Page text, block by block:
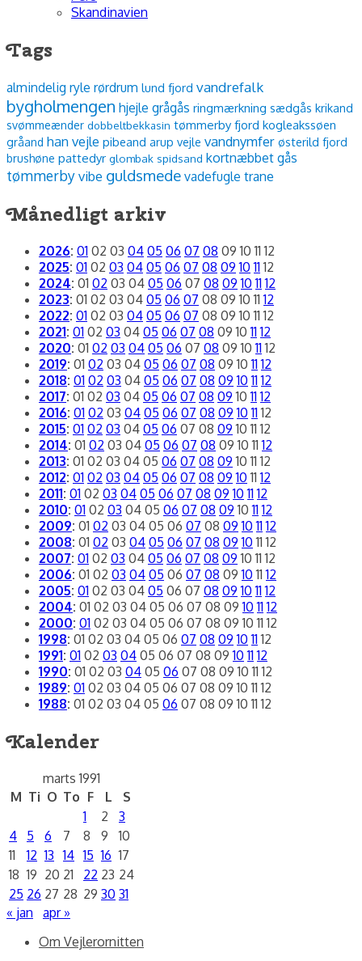
Skandinavien
Tags
almindelig ryle rørdrum lund fjord vandrefalk
bygholmengen hjejle grågås ringmærkning sædgås krikand
svømmeænder dobbeltbekkasin tømmerby fjord kogleakssøen
gråand han vejle pibeand arup vejle vandnymfer østerild fjord
brushøne pattedyr glombak spidsand kortnæbbet gås
tømmerbyvibe guldsmede vadefugle trane
Månedligt arkiv
2026: 01 02 03 04 05 06 07 08 09 10 11 12
2025: 01 02 03 04 05 06 07 08 09 10 11 12
2024: 01 02 03 04 05 06 07 08 09 10 11 12
2023: 01 02 03 04 05 06 07 08 09 10 11 12
2022: 01 02 03 04 05 06 07 08 09 10 11 12
2021: 01 02 03 04 05 06 07 08 09 10 11 12
2020: 01 02 03 04 05 06 07 08 09 10 11 12
2019: 01 02 03 04 05 06 07 08 09 10 11 12
2018: 01 02 03 04 05 06 07 08 09 10 11 12
2017: 01 02 03 04 05 06 07 08 09 10 11 12
2016: 01 02 03 04 05 06 07 08 09 10 11 12
2015: 01 02 03 04 05 06 07 08 09 10 11 12
2014: 01 02 03 04 05 06 07 08 09 10 11 12
2013: 01 02 03 04 05 06 07 08 09 10 11 12
2012: 01 02 03 04 05 06 07 08 09 10 11 12
2011: 01 02 03 04 05 06 07 08 09 10 11 12
2010: 01 02 03 04 05 06 07 08 09 10 11 12
2009: 01 02 03 04 05 06 07 08 09 10 11 12
2008: 01 02 03 04 05 06 07 08 09 10 11 12
2007: 01 02 03 04 05 06 07 08 09 10 11 12
2006: 01 02 03 04 05 06 07 08 09 10 11 12
2005: 01 02 03 04 05 06 07 08 09 10 11 12
2004: 01 02 03 04 05 06 07 08 09 10 11 12
2000: 01 02 03 04 05 06 07 08 09 10 11 12
1998: 01 02 03 04 05 06 07 08 09 10 11 12
1991: 01 02 03 04 05 06 07 08 09 10 11 12
1990: 01 02 03 04 05 06 07 08 09 10 11 12
1989: 01 02 03 04 05 06 07 08 09 10 11 12
1988: 01 02 03 04 05 06 07 08 09 10 11 12
Kalender
marts 1991
M Ti O To F L
S
1
2
3
4
5 6 7 8 9
10
11
12 13 14 15 16 17
18 19 20 21 22 23 24
25 26 27 28 29 30 31
« jan
apr »
Om Vejlerornitten